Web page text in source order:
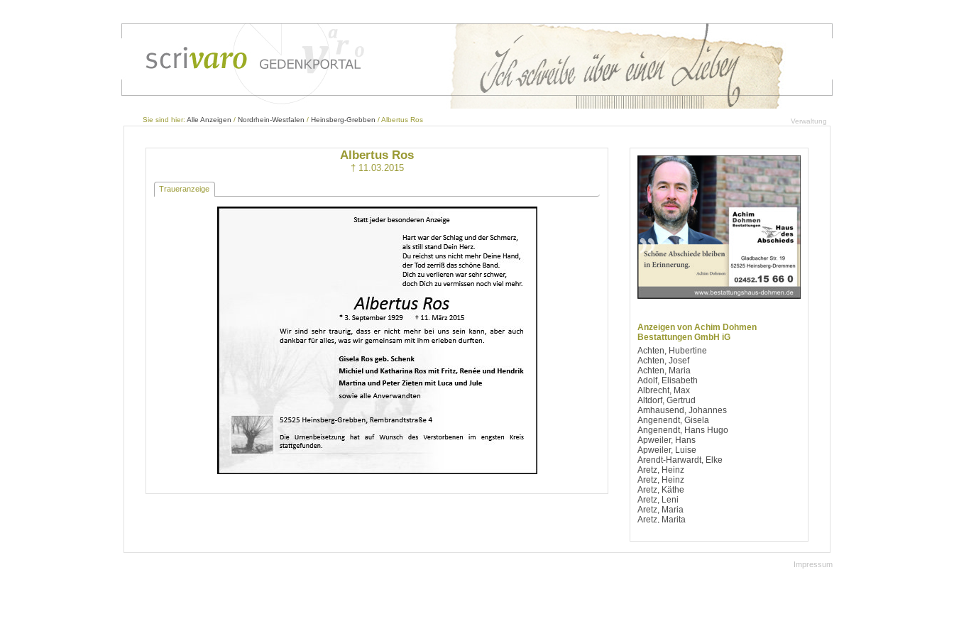
Verwaltung
Sie sind hier: Alle Anzeigen / Nordrhein-Westfalen / Heinsberg-Grebben / Albertus Ros
Albertus Ros
† 11.03.2015
Traueranzeige
Anzeigen von Achim Dohmen
Bestattungen GmbH iG
Achten, Hubertine
Achten, Josef
Achten, Maria
Adolf, Elisabeth
Albrecht, Max
Altdorf, Gertrud
Amhausend, Johannes
Angenendt, Gisela
Angenendt, Hans Hugo
Apweiler, Hans
Apweiler, Luise
Arendt-Harwardt, Elke
Aretz, Heinz
Aretz, Heinz
Aretz, Käthe
Aretz, Leni
Aretz, Maria
Aretz, Marita
Artelt, Notburga
Impressum